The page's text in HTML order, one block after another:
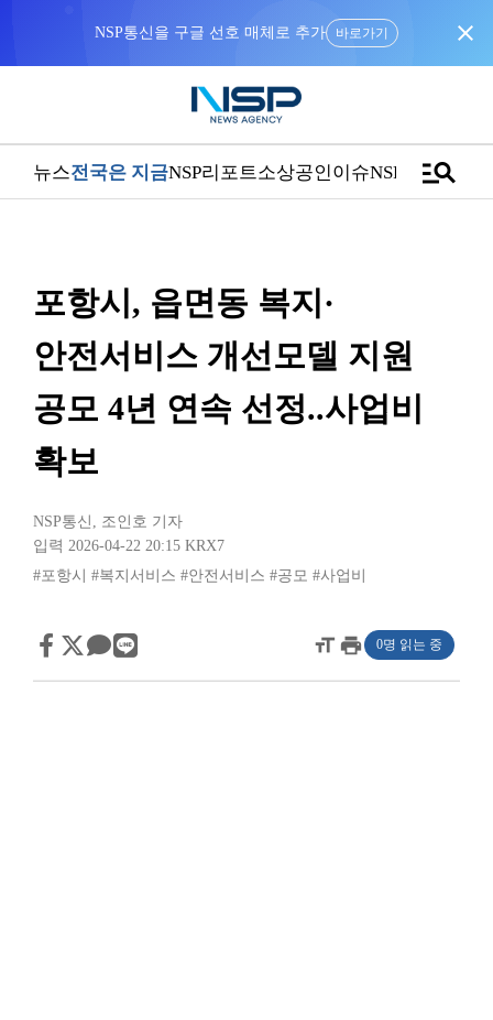
NSP통신을 구글 선호 매체로 추가 바로가기 close
뉴스전국은 지금NSP리포트소상공인이슈NSPTVmanage_search
포항시, 읍면동 복지·
안전서비스 개선모델 지원
공모 4년 연속 선정..사업비
확보
NSP통신 , 조인호 기자
입력 2026-04-22 20:15 KRX7
#포항시
#복지서비스 #안전서비스 #공모 #사업비
format_sizeprint 0명 읽는 중